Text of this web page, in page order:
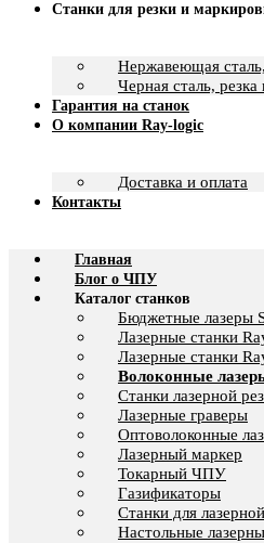
Станки для резки и
Нержавеющая
Черная сталь,
Гарантия на станок
О компании Ray-logic
Доставка и оплата
Контакты
Главная
Блог о ЧПУ
Каталог станков
Бюджетные лазеры
Лазерные станки
Лазерные станки
Волоконные
Станки лазерной
Лазерные граверы
Оптоволоконные
Лазерный маркер
Токарный ЧПУ
Газификаторы
Cтанки для
Настольные